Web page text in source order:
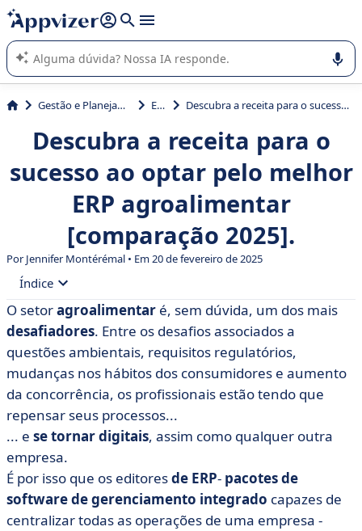
de nossa IA (várias linhas com
A IA do Appvizer o orienta no uso ou na seleção de software
SaaS para sua empresa.
Gestão e Planejamento ERP Descubra a receita para o sucesso ao optar pelo melhor ERP agroalimentar [comparação 2025].
Descubra a receita para o
sucesso ao optar pelo melhor
ERP agroalimentar
[comparação 2025].
PorJennifer Montérémal • Em 20 de fevereiro de 2025
Índice
• Tabela de comparação das 10 melhores soluções de
ERP agroalimentar
• Akanea Konnect'Agro IAA
• Aptean
• Archipelia
• Sistema CSB
• Divalto
• Hello Harel
• Infor M3
O setoragroalimentar é, sem dúvida, um dos mais
desafiadores. Entre os desafios associados a
questões ambientais, requisitos regulatórios,
mudanças nos hábitos dos consumidores e aumento
da concorrência, os profissionais estão tendo que
repensar seus processos...
... e se tornar digitais, assim como qualquer outra
empresa.
É por isso que os editoresde ERP- pacotes de
software de gerenciamento integrado capazes de
centralizar todas as operações de uma empresa -